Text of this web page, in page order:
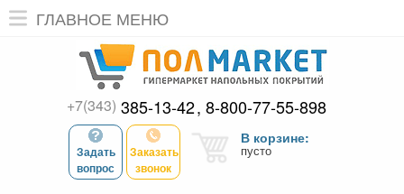
ГЛАВНОЕ МЕНЮ
+7(343) 385-13-42 8-800-77-55-898
Задать
вопрос
Заказать
звонок
В корзине:
пусто